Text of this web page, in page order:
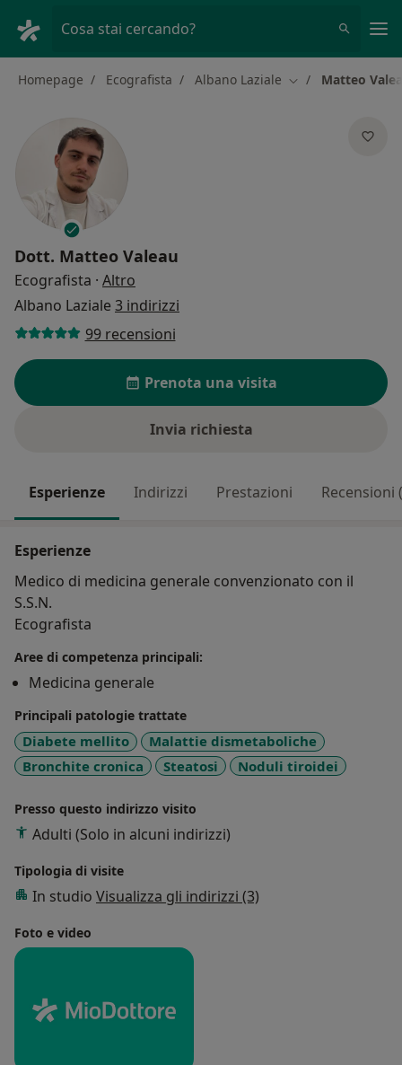
Cosa stai cercando?
Homepage Ecografista Albano Laziale Cambia città
Matteo
Dott. Matteo Valeau
Ecografista · Altro
Albano Laziale 3 indirizzi
99 recensioni
Prenota una visita
Invia richiesta
Esperienze Indirizzi Prestazioni Recensioni
Esperienze
Medico di medicina generale convenzionato con il
S.S.N.
Ecografista
Aree di competenza principali:
Medicina generale
Principali patologie trattate
Diabete mellito
Malattie dismetaboliche
Bronchite cronica
Steatosi Noduli tiroidei
Presso questo indirizzo visito
Adulti (Solo in alcuni indirizzi)
Tipologia di visite
In studio Visualizza gli indirizzi (3)
Foto e video